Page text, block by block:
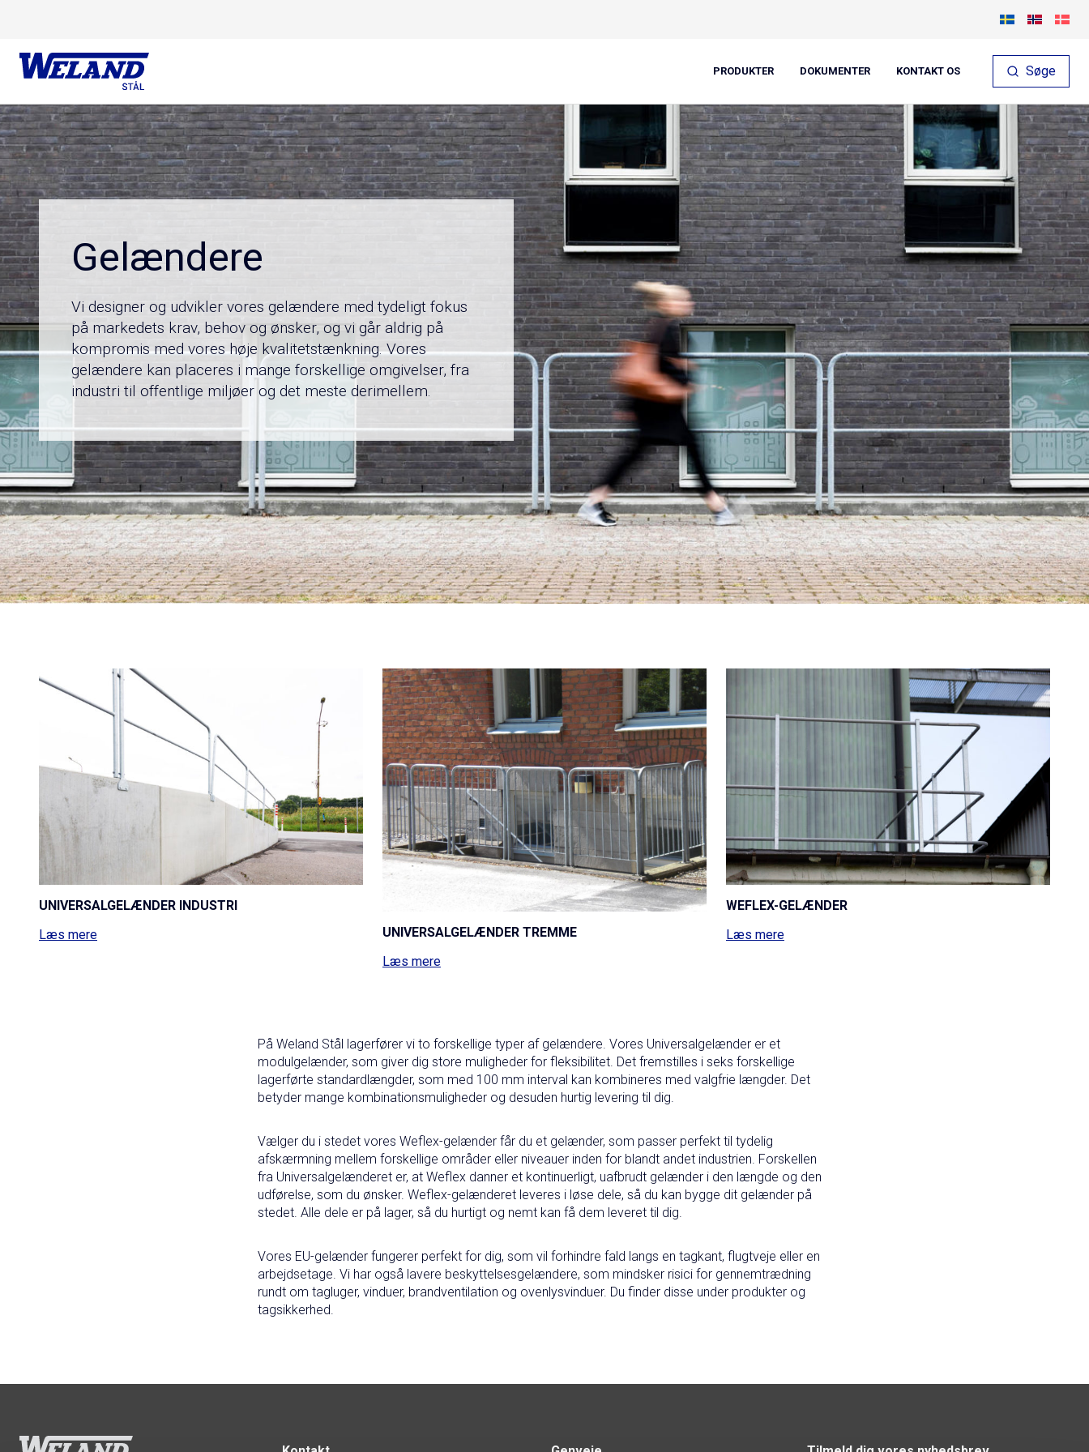
Søge
PRODUKTER DOKUMENTER KONTAKT OS
Gelændere
Vi designer og udvikler vores gelændere med tydeligt fokus
på markedets krav, behov og ønsker, og vi går aldrig på
kompromis med vores høje kvalitetstænkning. Vores
gelændere kan placeres i mange forskellige omgivelser, fra
industri til offentlige miljøer og det meste derimellem.
UNIVERSALGELÆNDER INDUSTRI
Læs mere
UNIVERSALGELÆNDER TREMME
Læs mere
WEFLEX-GELÆNDER
Læs mere
På Weland Stål lagerfører vi to forskellige typer af gelændere. Vores Universalgelænder er et
modulgelænder, som giver dig store muligheder for fleksibilitet. Det fremstilles i seks forskellige
lagerførte standardlængder, som med 100 mm interval kan kombineres med valgfrie længder. Det
betyder mange kombinationsmuligheder og desuden hurtig levering til dig.
Vælger du i stedet vores Weflex-gelænder får du et gelænder, som passer perfekt til tydelig
afskærmning mellem forskellige områder eller niveauer inden for blandt andet industrien. Forskellen
fra Universalgelænderet er, at Weflex danner et kontinuerligt, uafbrudt gelænder i den længde og den
udførelse, som du ønsker. Weflex-gelænderet leveres i løse dele, så du kan bygge dit gelænder på
stedet. Alle dele er på lager, så du hurtigt og nemt kan få dem leveret til dig.
Vores EU-gelænder fungerer perfekt for dig, som vil forhindre fald langs en tagkant, flugtveje eller en
arbejdsetage. Vi har også lavere beskyttelsesgelændere, som mindsker risici for gennemtrædning
rundt om tagluger, vinduer, brandventilation og ovenlysvinduer. Du finder disse under produkter og
tagsikkerhed.